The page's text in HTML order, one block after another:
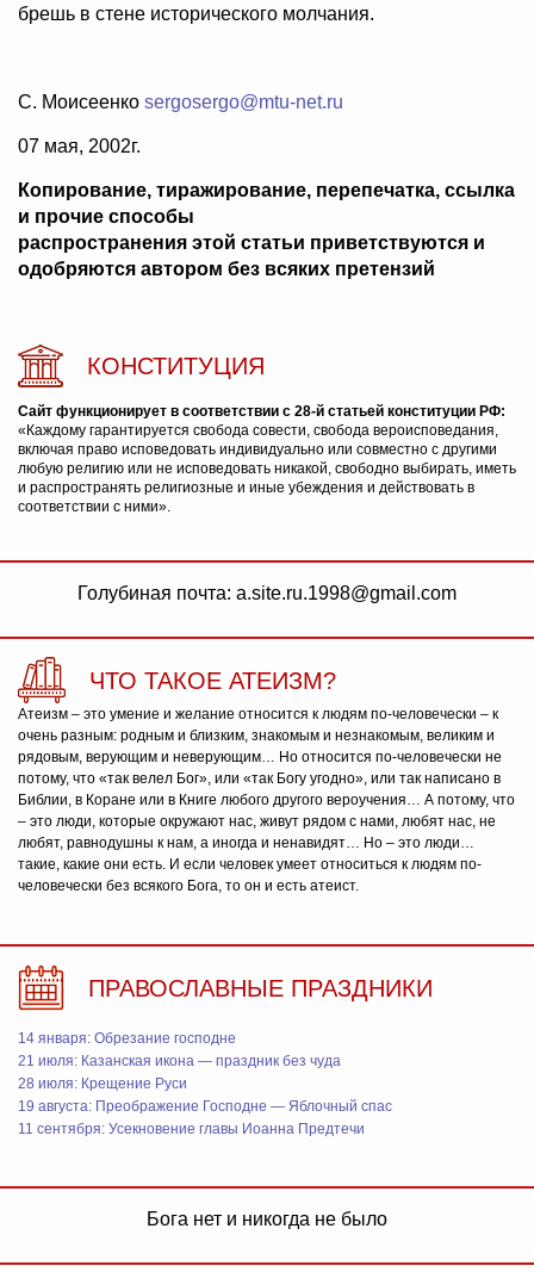
брешь в стене исторического молчания.
С. Моисеенко sergosergo@mtu-net.ru
07 мая, 2002г.
Копирование, тиражирование, перепечатка, ссылка
и прочие способы
распространения этой статьи приветствуются и
одобряются автором без всяких претензий
КОНСТИТУЦИЯ
Сайт функционирует в соответствии с 28-й статьей конституции РФ:
«Каждому гарантируется свобода совести, свобода вероисповедания,
включая право исповедовать индивидуально или совместно с другими
любую религию или не исповедовать никакой, свободно выбирать, иметь
и распространять религиозные и иные убеждения и действовать в
соответствии с ними».
Голубиная почта: a.site.ru.1998@gmail.com
ЧТО ТАКОЕ АТЕИЗМ?
Атеизм – это умение и желание относится к людям по-человечески – к
очень разным: родным и близким, знакомым и незнакомым, великим и
рядовым, верующим и неверующим… Но относится по-человечески не
потому, что «так велел Бог», или «так Богу угодно», или так написано в
Библии, в Коране или в Книге любого другого вероучения… А потому, что
– это люди, которые окружают нас, живут рядом с нами, любят нас, не
любят, равнодушны к нам, а иногда и ненавидят… Но – это люди…
такие, какие они есть. И если человек умеет относиться к людям по-
человечески без всякого Бога, то он и есть атеист.
ПРАВОСЛАВНЫЕ ПРАЗДНИКИ
14 января: Обрезание господне
21 июля: Казанская икона — праздник без чуда
28 июля: Крещение Руси
19 августа: Преображение Господне — Яблочный спас
11 сентября: Усекновение главы Иоанна Предтечи
Бога нет и никогда не было